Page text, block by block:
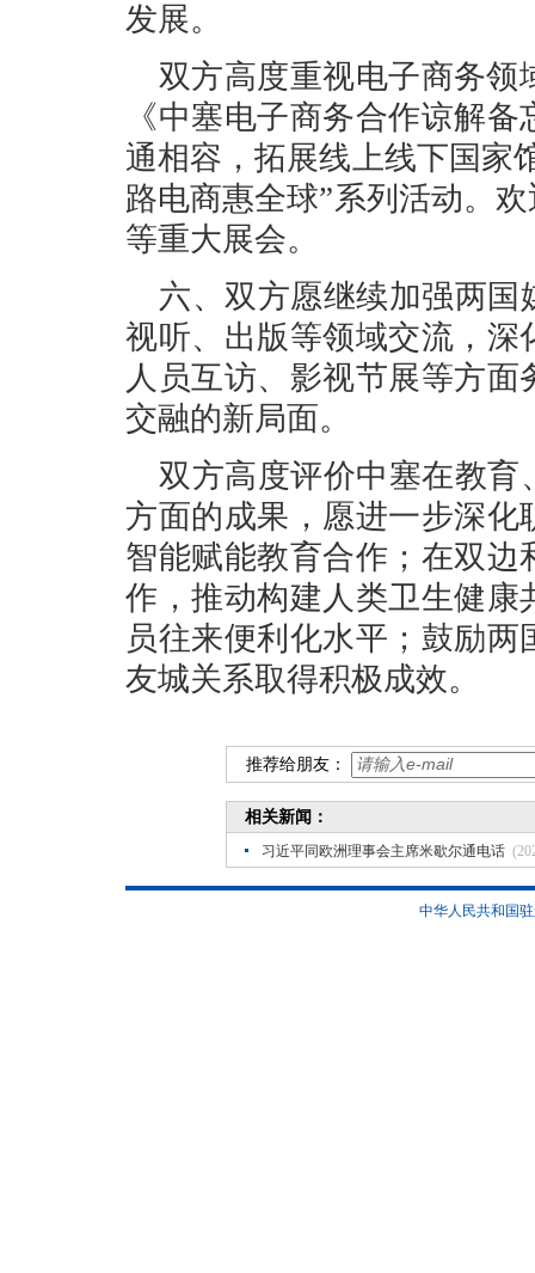
发展。
双方高度重视电子商务领
《中塞电子商务合作谅解
通相容，拓展线上线下国家
路电商惠全球”系列活动。
等重大展会。
六、双方愿继续加强两
视听、出版等领域交流，
人员互访、影视节展等方
交融的新局面。
双方高度评价中塞在教育
方面的成果，愿进一步深
智能赋能教育合作；在双
作，推动构建人类卫生健
员往来便利化水平；鼓励
友城关系取得积极成效。
推荐给朋友：
相关新闻：
习近平同欧洲理事会主席米歇尔通电话
中华人民共和国